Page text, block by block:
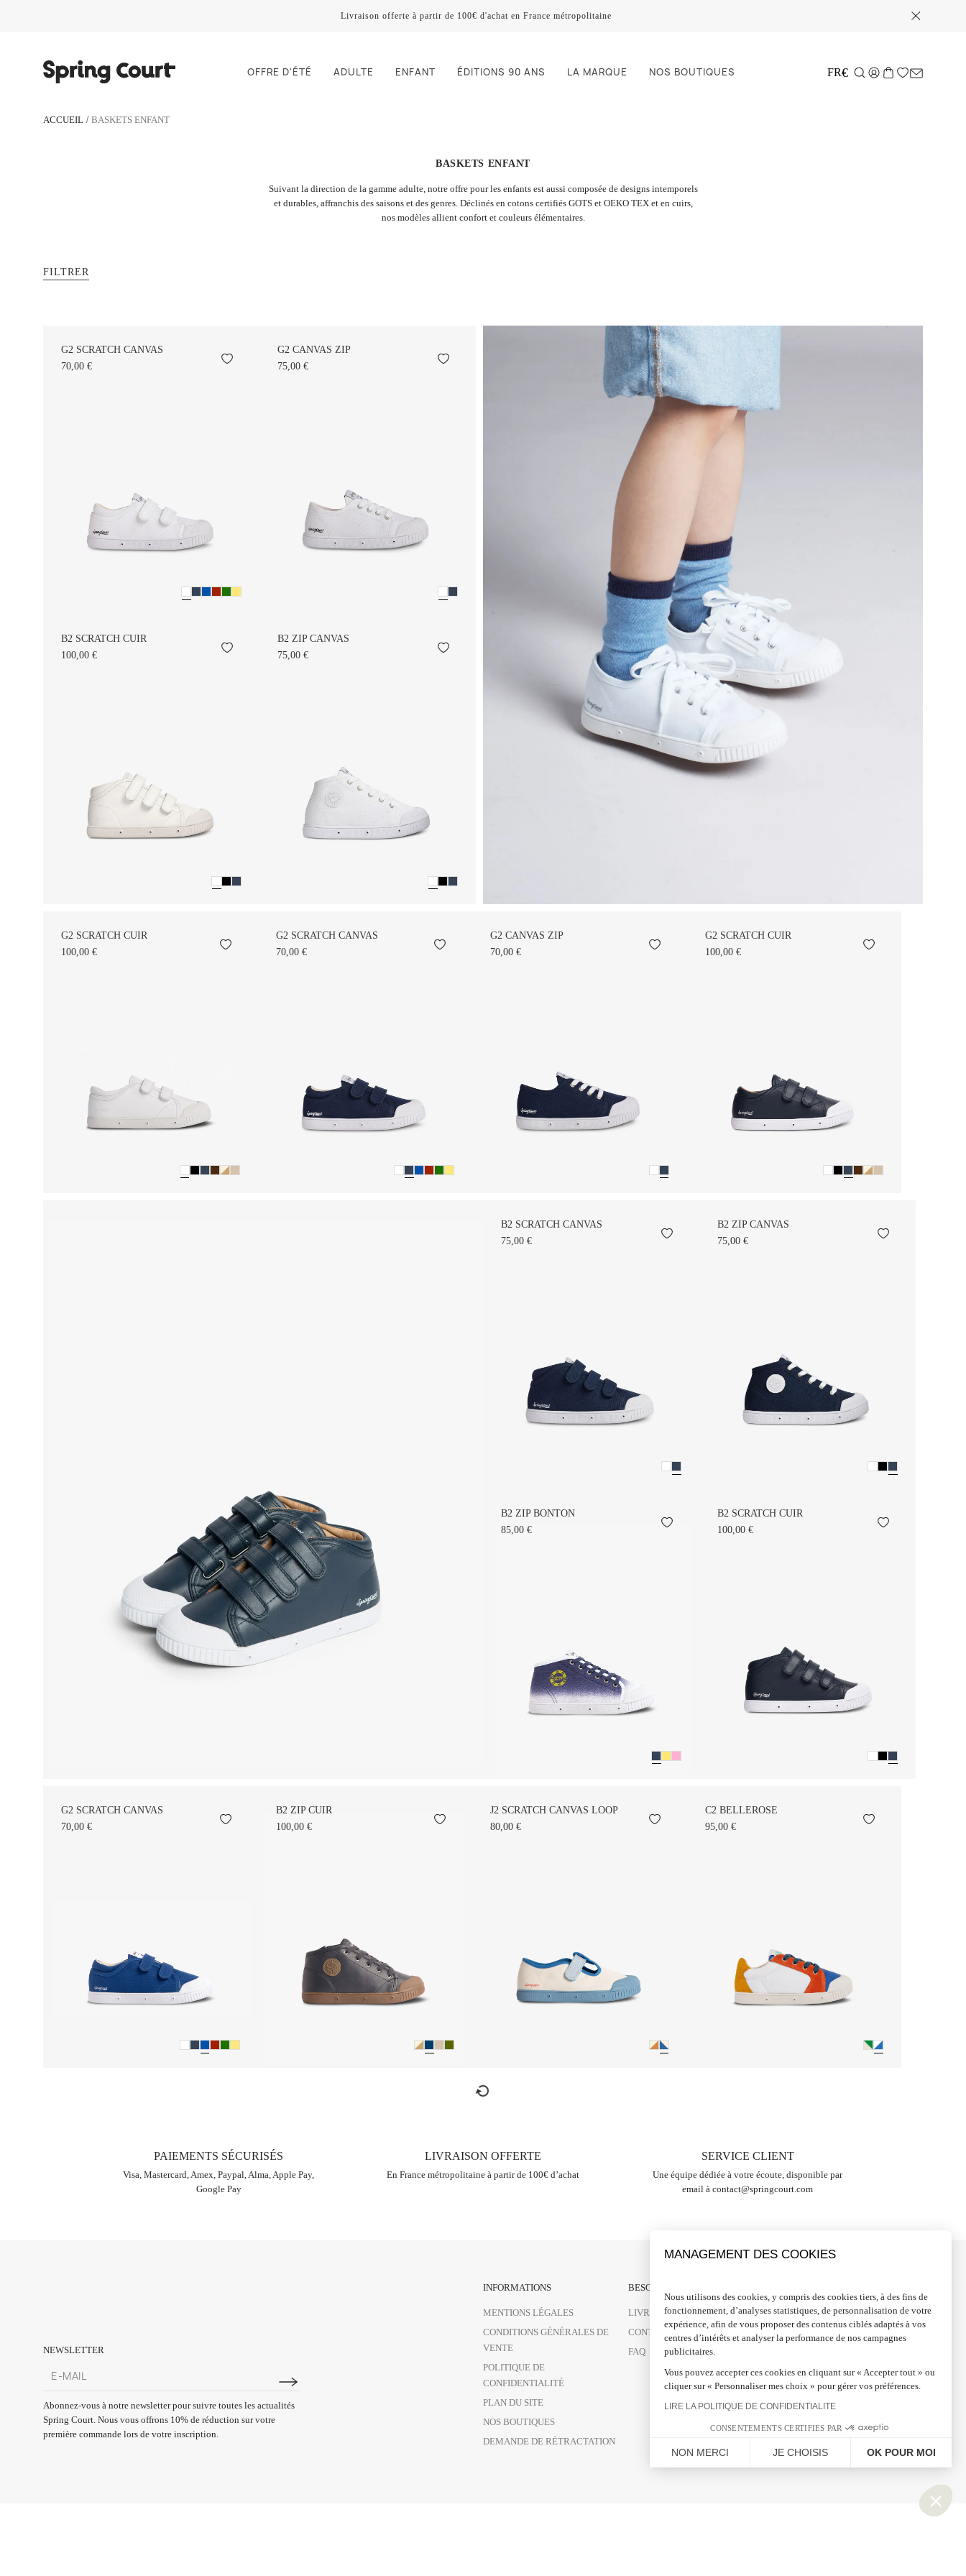
Livraison offerte à partir de 100€ d'achat en France métropolitaine
OFFRE D'ÉTÉ ADULTE ENFANT ÉDITIONS 90 ANS LA MARQUE NOS BOUTIQUES FR€
ACCUEIL BASKETS ENFANT
BASKETS ENFANT
Suivant la direction de la gamme adulte, notre offre pour les enfants est aussi composée de designs intemporels
et durables, affranchis des saisons et des genres. Déclinés en cotons certifiés GOTS et OEKO TEX et en cuirs,
nos modèles allient confort et couleurs élémentaires.
FILTRER
G2 SCRATCH CANVAS
70,00 €
G2 CANVAS ZIP
75,00 €
B2 SCRATCH CUIR
100,00 €
B2 ZIP CANVAS
75,00 €
G2 SCRATCH CUIR
100,00 €
G2 SCRATCH CANVAS
70,00 €
G2 CANVAS ZIP
70,00 €
G2 SCRATCH CUIR
100,00 €
B2 SCRATCH CANVAS
75,00 €
B2 ZIP CANVAS
75,00 €
B2 ZIP BONTON
85,00 €
B2 SCRATCH CUIR
100,00 €
G2 SCRATCH CANVAS
70,00 €
B2 ZIP CUIR
100,00 €
J2 SCRATCH CANVAS LOOP
80,00 €
C2 BELLEROSE
95,00 €
refresh
PAIEMENTS SÉCURISÉS
Visa, Mastercard, Amex, Paypal, Alma, Apple Pay,
Google Pay
LIVRAISON OFFERTE
En France métropolitaine à partir de 100€ d’achat
SERVICE CLIENT
Une équipe dédiée à votre écoute, disponible par
email à contact@springcourt.com
NEWSLETTER
Abonnez-vous à notre newsletter pour suivre toutes les actualités
Spring Court. Nous vous offrons 10% de réduction sur votre
première commande lors de votre inscription.
INFORMATIONS
MENTIONS LÉGALES
CONDITIONS GÉNÉRALES DE
VENTE
POLITIQUE DE
CONFIDENTIALITÉ
PLAN DU SITE
NOS BOUTIQUES
DEMANDE DE RÉTRACTATION
BESOIN D'AIDE ?
LIVRAISONS ET RETOURS
CONTACTEZ-NOUS
FAQ
FACEBOOK
INSTAGRAM
LINKEDIN
MANAGEMENT DES COOKIES
Nous utilisons des cookies, y compris des cookies tiers, à des fins de
fonctionnement, d’analyses statistiques, de personnalisation de votre
expérience, afin de vous proposer des contenus ciblés adaptés à vos
centres d’intérêts et analyser la performance de nos campagnes
publicitaires.
Vous pouvez accepter ces cookies en cliquant sur « Accepter tout » ou
cliquer sur « Personnaliser mes choix » pour gérer vos préférences.
LIRE LA POLITIQUE DE CONFIDENTIALITE
CONSENTEMENTS CERTIFIES PAR
NON MERCI JE CHOISIS OK POUR MOI
Notre plateforme vous permet d'adapter et de gérer vos paramètres de